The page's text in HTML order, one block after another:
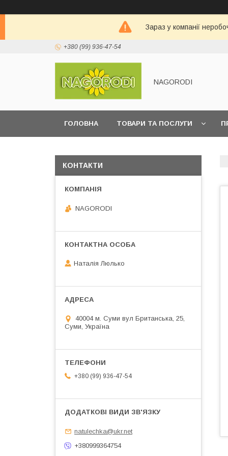
Зараз у компанії
+380 (99) 936-47-54
NAGORODI
ГОЛОВНА ТОВАРИ ТА ПОСЛУГИ
КОНТАКТИ
NAGORODI
Наталія Люлько
40004 м. Суми вул Британська, 25,
Суми, Україна
+380 (99) 936-47-54
natulechka@ukr.net
+380999364754